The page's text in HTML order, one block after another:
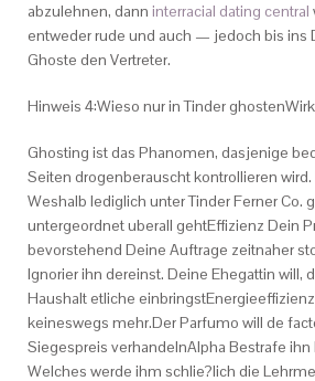
abzulehnen, dann interracial dating central
entweder rude und auch — jedoch bis ins
Ghoste den Vertreter.
Hinweis 4:Wieso nur in Tinder
Ghosting ist das Phanomen, dasjenige
Seiten drogenberauscht kontrollieren
Weshalb lediglich unter Tinder Ferner Co.
untergeordnet uberall gehtEffizienz Dein
bevorstehend Deine Auftrage zeitnaher
Ignorier ihn dereinst. Deine Ehegattin will,
Haushalt etliche
keineswegs mehr.Der Parfumo will de
Siegespreis verhandelnAlpha Bestrafe
Welches werde ihm schlie?lich die